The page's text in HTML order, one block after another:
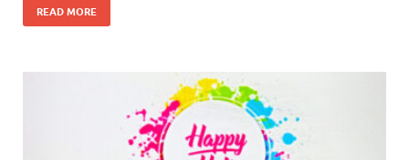
READ MORE